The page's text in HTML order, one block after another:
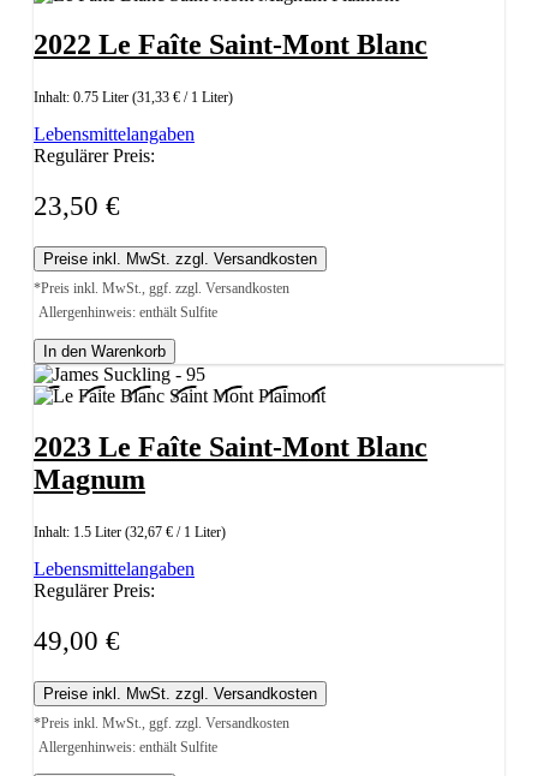
2022 Le Faîte Saint-Mont Blanc
Inhalt: 0.75 Liter (31,33 € / 1 Liter)
Lebensmittelangaben
Regulärer Preis:
23,50 €
Preise inkl. MwSt. zzgl. Versandkosten
*Preis inkl. MwSt., ggf. zzgl. Versandkosten
Allergenhinweis: enthält Sulfite
In den Warenkorb
2023 Le Faîte Saint-Mont Blanc
Magnum
Inhalt: 1.5 Liter (32,67 € / 1 Liter)
Lebensmittelangaben
Regulärer Preis:
49,00 €
Preise inkl. MwSt. zzgl. Versandkosten
*Preis inkl. MwSt., ggf. zzgl. Versandkosten
Allergenhinweis: enthält Sulfite